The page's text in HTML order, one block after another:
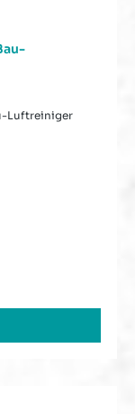
Luftreiniger